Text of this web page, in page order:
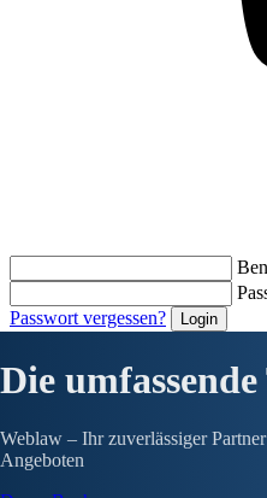
Passwort vergessen?
Die
Weblaw – Ihr zuverlässiger
Angeboten